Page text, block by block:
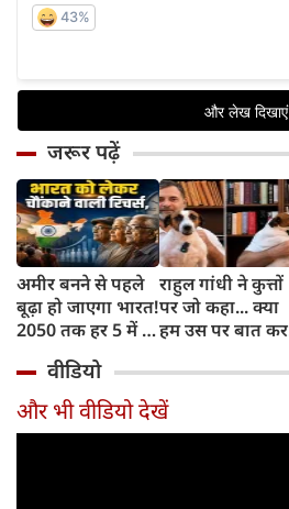
जरूर पढ़ें
अमीर बनने से पहले
बूढ़ा हो जाएगा भारत!
2050 तक हर 5 में 1
साल से ज्यादा उम्र का
राहुल गांधी ने कुत्तों
पर जो कहा... क्या
हम उस पर बात कर
वीडियो
और भी वीडियो देखें